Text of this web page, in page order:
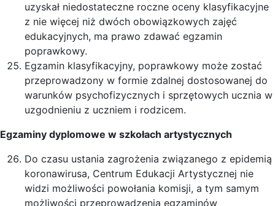
uzyskał niedostateczne roczne oceny klasyfikacyjne
z nie więcej niż dwóch obowiązkowych zajęć
edukacyjnych, ma prawo zdawać egzamin
poprawkowy.
Egzamin klasyfikacyjny, poprawkowy może zostać
przeprowadzony w formie zdalnej dostosowanej do
warunków psychofizycznych i sprzętowych ucznia w
uzgodnieniu z uczniem i rodzicem.
Egzaminy dyplomowe w szkołach artystycznych
Do czasu ustania zagrożenia związanego z epidemią
koronawirusa, Centrum Edukacji Artystycznej nie
widzi możliwości powołania komisji, a tym samym
możliwości przeprowadzenia egzaminów